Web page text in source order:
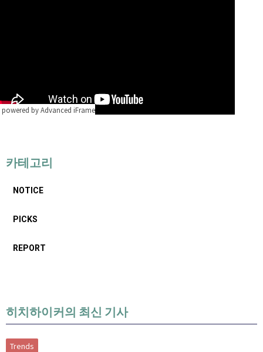
powered by Advanced iFrame
카테고리
NOTICE
PICKS
REPORT
히치하이커의 최신 기사
Trends